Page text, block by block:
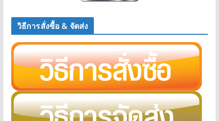
วิธีการสั่งซื้อ & จัดส่ง